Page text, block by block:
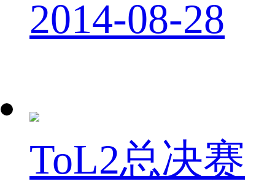
2014-08-28
ToL2总决赛